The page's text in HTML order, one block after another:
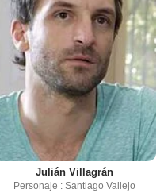
Julián Villagrán
Personaje : Santiago Vallejo